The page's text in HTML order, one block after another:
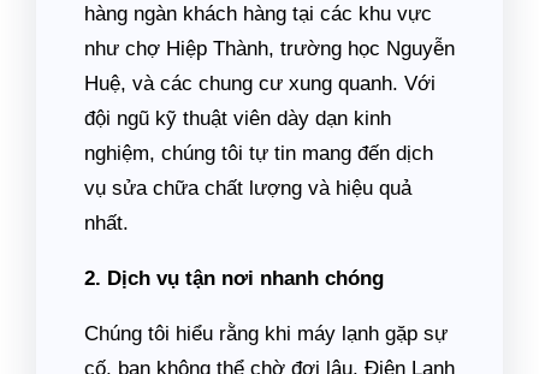
hàng ngàn khách hàng tại các khu vực
như chợ Hiệp Thành, trường học Nguyễn
Huệ, và các chung cư xung quanh. Với
đội ngũ kỹ thuật viên dày dạn kinh
nghiệm, chúng tôi tự tin mang đến dịch
vụ sửa chữa chất lượng và hiệu quả
nhất.
2. Dịch vụ tận nơi nhanh chóng
Chúng tôi hiểu rằng khi máy lạnh gặp sự
cố, bạn không thể chờ đợi lâu. Điện Lạnh